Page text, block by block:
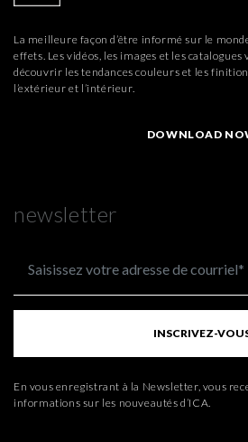
La meilleure façon d’être informé sur le
effets. Les vidéos, les images et les
découvrir les tendances couleurs et les
l’extérieur et l’intérieur.
DOWNLOAD
newsletter
INSCRIVEZ-
En vous enregistrant à la Newsletter, vous
informations sur les nouveautés d’ICA.